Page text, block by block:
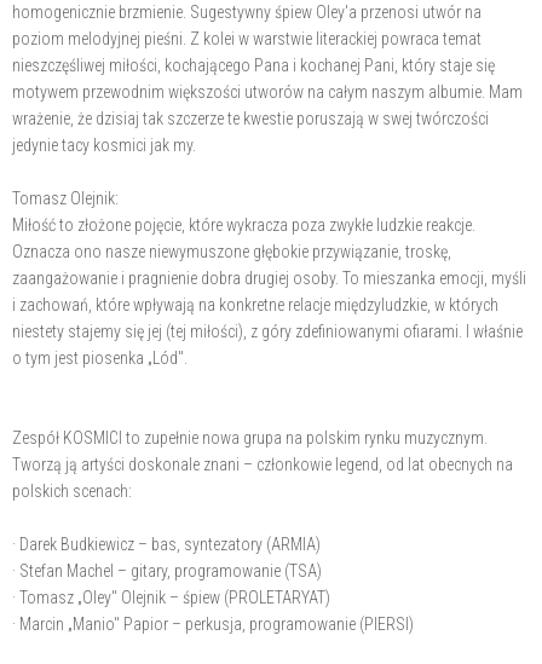
homogenicznie brzmienie. Sugestywny śpiew Oley'a przenosi utwór na
poziom melodyjnej pieśni. Z kolei w warstwie literackiej powraca temat
nieszczęśliwej miłości, kochającego Pana i kochanej Pani, który staje się
motywem przewodnim większości utworów na całym naszym albumie. Mam
wrażenie, że dzisiaj tak szczerze te kwestie poruszają w swej twórczości
jedynie tacy kosmici jak my.
Tomasz Olejnik:
Miłość to złożone pojęcie, które wykracza poza zwykłe ludzkie reakcje.
Oznacza ono nasze niewymuszone głębokie przywiązanie, troskę,
zaangażowanie i pragnienie dobra drugiej osoby. To mieszanka emocji, myśli
i zachowań, które wpływają na konkretne relacje międzyludzkie, w których
niestety stajemy się jej (tej miłości), z góry zdefiniowanymi ofiarami. I właśnie
o tym jest piosenka „Lód".
Zespół KOSMICI to zupełnie nowa grupa na polskim rynku muzycznym.
Tworzą ją artyści doskonale znani – członkowie legend, od lat obecnych na
polskich scenach:
· Darek Budkiewicz – bas, syntezatory (ARMIA)
· Stefan Machel – gitary, programowanie (TSA)
· Tomasz „Oley" Olejnik – śpiew (PROLETARYAT)
· Marcin „Manio" Papior – perkusja, programowanie (PIERSI)